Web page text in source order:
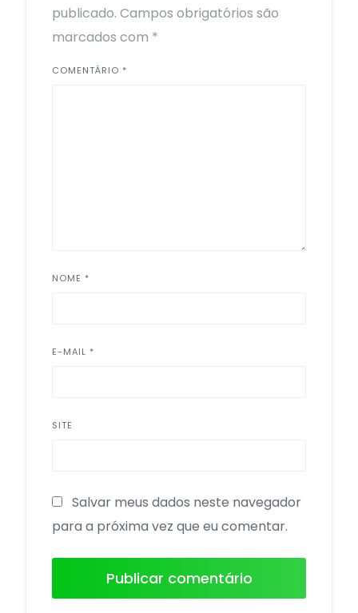
publicado. Campos obrigatórios são
marcados com *
COMENTÁRIO *
NOME *
E-MAIL *
SITE
Salvar meus dados neste navegador
para a próxima vez que eu comentar.